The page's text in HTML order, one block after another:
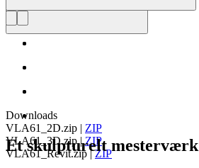
Downloads
VLA61_2D.zip | ZIP
VLA61_3D.zip|ZIP
VLA61_Revit.zip|ZIP
Et skulpturelt mesterværk